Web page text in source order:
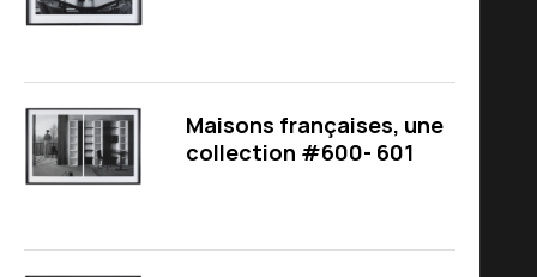
Maisons françaises, une
collection #600- 601